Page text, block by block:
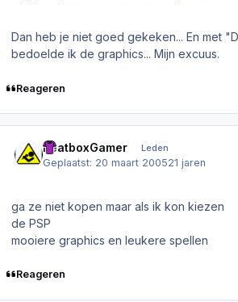
Dan heb je niet goed gekeken... En met
bedoelde ik de graphics... Mijn excuus.
Reageren
BeatboxGamer Leden
Geplaatst: 20 maart 200521 jaren
ga ze niet kopen maar als ik kon kiezen
de PSP
mooiere graphics en leukere spellen
Reageren